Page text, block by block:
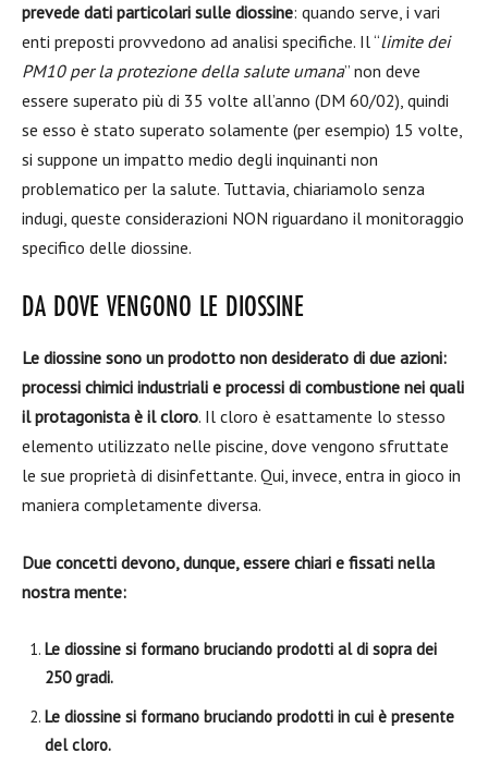
prevede dati particolari sulle diossine: quando serve, i vari
enti preposti provvedono ad analisi specifiche. Il “limite dei
PM10 per la protezione della salute umana” non deve
essere superato più di 35 volte all’anno (DM 60/02), quindi
se esso è stato superato solamente (per esempio) 15 volte,
si suppone un impatto medio degli inquinanti non
problematico per la salute. Tuttavia, chiariamolo senza
indugi, queste considerazioni NON riguardano il monitoraggio
specifico delle diossine.
DA DOVE VENGONO LE DIOSSINE
Le diossine sono un prodotto non desiderato di due azioni:
processi chimici industriali e processi di combustione nei quali
il protagonista è il cloro. Il cloro è esattamente lo stesso
elemento utilizzato nelle piscine, dove vengono sfruttate
le sue proprietà di disinfettante. Qui, invece, entra in gioco in
maniera completamente diversa.
Due concetti devono, dunque, essere chiari e fissati nella
nostra mente:
Le diossine si formano bruciando prodotti al di sopra dei
250 gradi.
Le diossine si formano bruciando prodotti in cui è presente
del cloro.